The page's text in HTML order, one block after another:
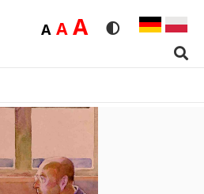
Rozmiar
ADomyślna
AŚrednia
ADużaWersja